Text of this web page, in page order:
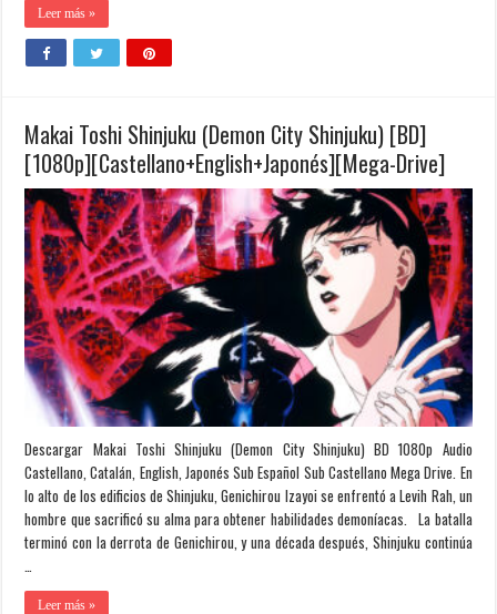
Leer más »
Makai Toshi Shinjuku (Demon City Shinjuku) [BD]
[1080p][Castellano+English+Japonés][Mega-Drive]
Descargar Makai Toshi Shinjuku (Demon City Shinjuku) BD 1080p Audio
Castellano, Catalán, English, Japonés Sub Español Sub Castellano Mega Drive. En
lo alto de los edificios de Shinjuku, Genichirou Izayoi se enfrentó a Levih Rah, un
hombre que sacrificó su alma para obtener habilidades demoníacas. La batalla
terminó con la derrota de Genichirou, y una década después, Shinjuku continúa
Leer más »